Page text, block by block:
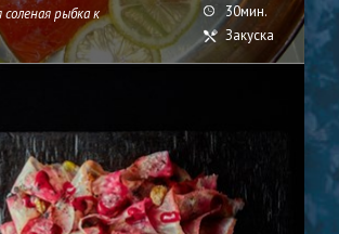
рыбка к
30мин.
Закуска